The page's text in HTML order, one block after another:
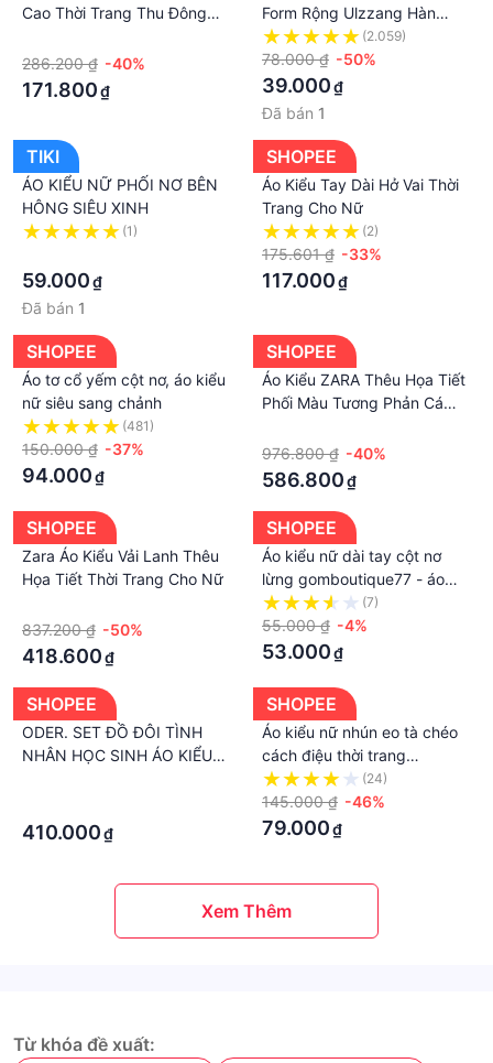
Cao Thời Trang Thu Đông
286.200 ₫ -40%
171.800₫
Form Rộng Ulzzang Hàn
Quốc - Áo sơ mi nữ phong
cách kiểu màu Vintage
Leevin store
(2.059)
78.000 ₫ -50%
39.000₫
Đã bán 1
TIKI
ÁO KIỂU NỮ PHỐI NƠ BÊN
HÔNG SIÊU XINH
(1)
59.000₫
Đã bán 1
SHOPEE
Áo Kiểu Tay Dài Hở Vai Thời
Trang Cho Nữ
(2)
175.601 ₫ -33%
117.000₫
SHOPEE
Áo tơ cổ yếm cột nơ, áo kiểu
nữ siêu sang chảnh
(481)
150.000 ₫ -37%
94.000₫
SHOPEE
Áo Kiểu ZARA Thêu Họa Tiết
Phối Màu Tương Phản Cá
976.800 ₫ -40%
586.800₫
SHOPEE
Zara Áo Kiểu Vải Lanh Thêu
Họa Tiết Thời Trang Cho Nữ
837.200 ₫ -50%
418.600₫
SHOPEE
Áo kiểu nữ dài tay cột nơ
lừng gomboutique77 - áo
croptop cột nơ phối ren🌿🌿
🌿🌿🌈🌈S8777
(7)
55.000 ₫ -4%
53.000₫
SHOPEE
ODER. SET ĐỒ ĐÔI TÌNH
NHÂN HỌC SINH ÁO KIỂU
410.000₫
SHOPEE
Áo kiểu nữ nhún eo tà chéo
cách điệu thời trang
SEPTEMBERGIRL AO TOP
NU 005V1
(24)
145.000 ₫ -46%
79.000₫
Xem Thêm
Từ khóa đề xuất: